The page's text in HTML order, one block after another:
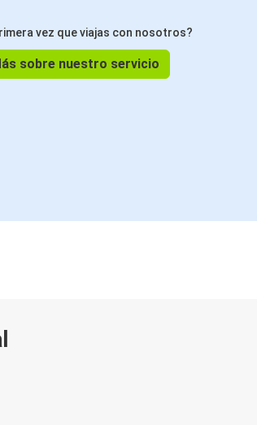
vez que viajas con nosotros?
sobre nuestro servicio